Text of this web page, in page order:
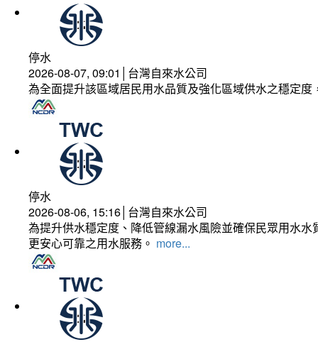
停水
2026-08-07, 09:01│台灣自來水公司
為全面提升該區域居民用水品質及強化區域供水之穩定
停水
2026-08-06, 15:16│台灣自來水公司
為提升供水穩定度、降低管線漏水風險並確保民眾用水
更安心可靠之用水服務。 more...